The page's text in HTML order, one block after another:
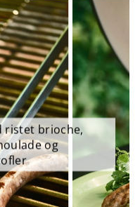
ristet brioche,
og